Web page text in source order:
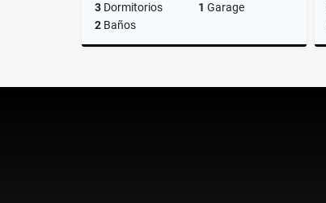
3 Dormitorios 1 Garage
2 Baños
US$80,000